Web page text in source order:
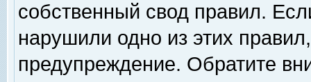
собственный свод правил.
нарушили одно из этих
предупреждение. Обратите